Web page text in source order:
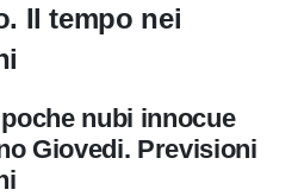
Il tempo nei
nubi innocue
Giovedi. Previsioni